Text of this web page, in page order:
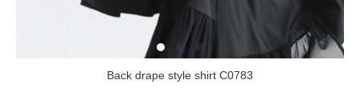
Back drape style shirt C0783